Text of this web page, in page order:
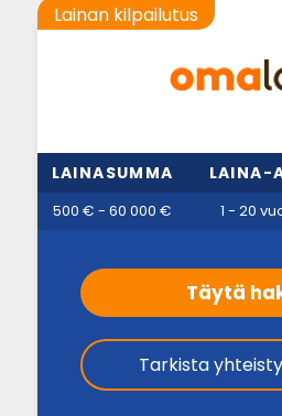
Lainan kilpailutus
LAINASUMMA LAINA-
500 € - 60 000 € 1 - 20
Täytä
Tarkista